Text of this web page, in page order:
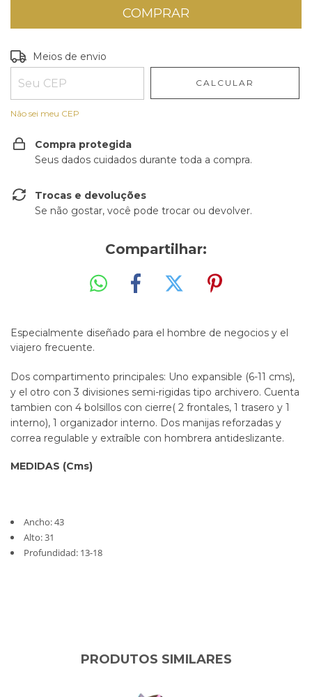
Entregas para o CEP:
Meios de envio
CALCULAR
Não sei meu CEP
Compra protegida
Seus dados cuidados durante toda a compra.
Trocas e devoluções
Se não gostar, você pode trocar ou devolver.
Compartilhar:
Especialmente diseñado para el hombre de negocios y el
viajero frecuente.
Dos compartimento principales: Uno expansible (6-11 cms),
y el otro con 3 divisiones semi-rigidas tipo archivero. Cuenta
tambien con 4 bolsillos con cierre( 2 frontales, 1 trasero y 1
interno), 1 organizador interno. Dos manijas reforzadas y
correa regulable y extraíble con hombrera antideslizante.
MEDIDAS (Cms)
Ancho: 43
Alto: 31
Profundidad: 13-18
PRODUTOS SIMILARES